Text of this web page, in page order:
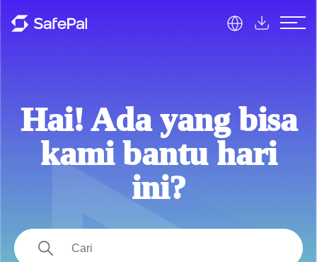
Pusat Bantuan SafePal
Hai! Ada yang bisa
kami bantu hari
ini?
Pencarian